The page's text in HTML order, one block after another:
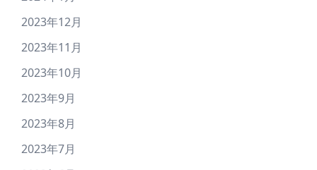
2023年12月
2023年11月
2023年10月
2023年9月
2023年8月
2023年7月